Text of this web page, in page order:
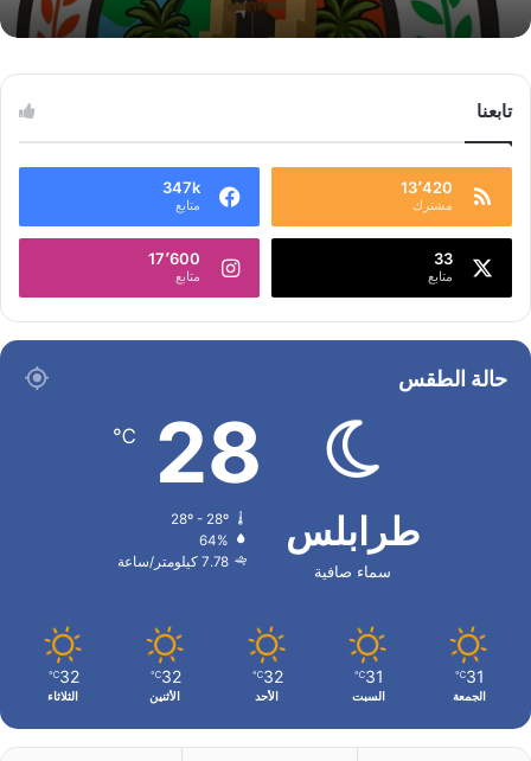
تابعنا
13٬420
مشترك
347k
متابع
33
متابع
17٬600
متابع
حالة الطقس
طرابلس
سماء صافية
28
℃
28º - 28º
64%
7.78 كيلومتر/ساعة
31
℃
الجمعة
31
℃
السبت
32
℃
الأحد
32
℃
الأثنين
32
℃
الثلاثاء